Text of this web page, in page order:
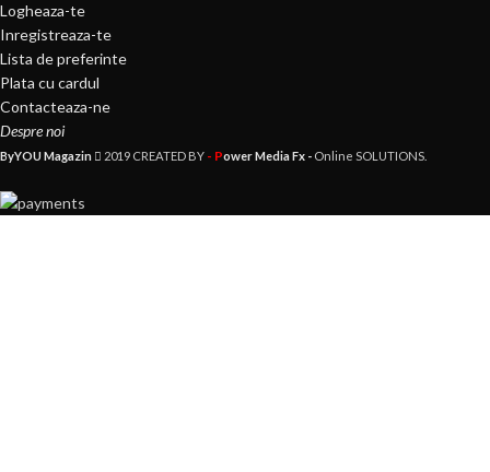
Logheaza-te
Inregistreaza-te
Lista de preferinte
Plata cu cardul
Contacteaza-ne
Despre noi
ByYOU Magazin 2019 CREATED BY - Power Media Fx - Online SOLUTIONS.